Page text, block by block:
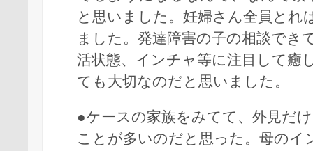
と思いました。妊婦さん全員とれ
ました。発達障害の子の相談でき
活状態、インチャ等に注目して癒
ても大切なのだと思いました。
●ケースの家族をみてて、外見だ
ことが多いのだと思った。母のイ